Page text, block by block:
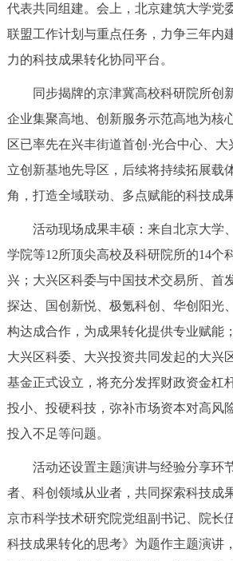
DEUTSCH FRANÇAIS
ITALIANO
代表共同组建。会上，北京建筑大学党
联盟工作计划与重点任务，力争三年内
力的科技成果转化协同平台。
同步揭牌的京津冀高校科研院所创
企业集聚高地、创新服务示范高地为核
区已率先在兴丰街道首创·光合中心、
立创新基地先导区，后续将持续拓展载
角，打造全域联动、多点赋能的科技成
活动现场成果丰硕：来自北京大学
学院等12所顶尖高校及科研院所的14个
兴；大兴区科委与中国技术交易所、首
探达、国创新悦、极氪科创、华创阳光
构达成合作，为成果转化提供专业赋能
大兴区科委、大兴投资共同发起的大兴
基金正式设立，将充分发挥财政资金杠
投小、投硬科技，弥补市场资本对高风
投入不足等问题。
活动还设置主题演讲与经验分享环
者、科创领域从业者，共同探索科技成
京市科学技术研究院党组副书记、院长
科技成果转化的思考》为题作主题演讲